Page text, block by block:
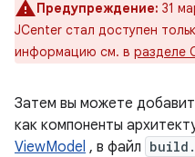
Предупреждение: 31
JCenter стал доступен
информацию см. в разделе
Затем вы можете
как компоненты
ViewModel , в файл